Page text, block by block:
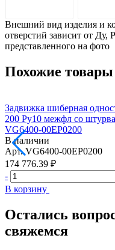
Внешний вид изделия и
отверстий зависит от Ду,
представленного на фото
Похожие товары
Задвижка шиберная
200 Ру10 межфл со
VG6400-00EP0200
В наличии
Арт. VG6400-00EP0200
174 776.39 ₽
-
В корзину
Остались
свяжемся